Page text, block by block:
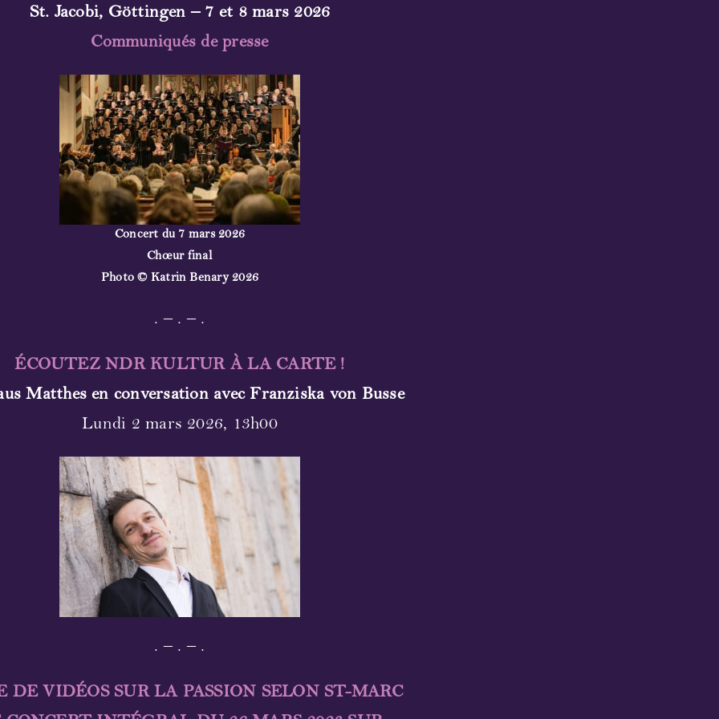
St. Jacobi, Göttingen – 7 et 8 mars 2026
Communiqués de presse
Concert du 7 mars 2026
Chœur final
Photo© Katrin Benary 2026
. – . – .
ÉCOUTEZ NDR KULTUR À LA CARTE !
Matthes en conversation avec Franziska von Busse
Lundi 2 mars 2026, 13h00
. – . – .
DE VIDÉOS SUR LA PASSION SELON ST-MARC